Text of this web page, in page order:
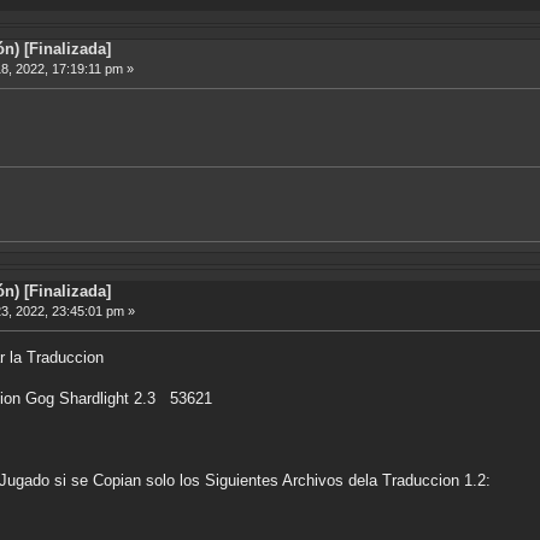
[Finalizada]
2022, 17:19:11 pm »
[Finalizada]
2022, 23:45:01 pm »
la Traduccion
Gog Shardlight 2.3 53621
si se Copian solo los Siguientes Archivos dela Traduccion 1.2: